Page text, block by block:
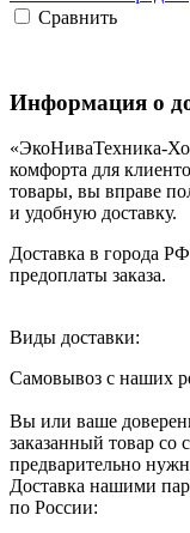
Сравнить
Информация о
«ЭкоНиваТехника-
комфорта для
товары, вы вправе
и удобную доставку.
Доставка в города
предоплаты заказа.
Виды доставки:
Самовывоз с наших
Вы или ваше
заказанный товар со
предварительно
Доставка нашими
по России: